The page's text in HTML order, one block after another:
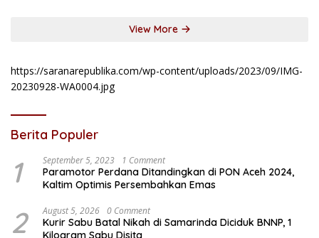
View More
https://saranarepublika.com/wp-content/uploads/2023/09/IMG-
20230928-WA0004.jpg
Berita Populer
1 September 5, 2023 1 Comment
Paramotor Perdana Ditandingkan di PON Aceh 2024,
Kaltim Optimis Persembahkan Emas
2 August 5, 2026 0 Comment
Kurir Sabu Batal Nikah di Samarinda Diciduk BNNP, 1